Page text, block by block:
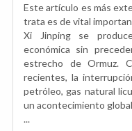
Este artículo es más
trata es de vital
Xi Jinping se
económica sin
estrecho de Ormuz.
recientes, la
petróleo, gas natural
un acontecimiento global
...